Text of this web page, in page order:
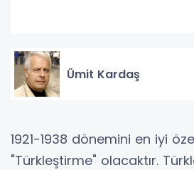
Ümit Kardaş
1921-1938 dönemini en iyi
"Türkleştirme" olacaktır.